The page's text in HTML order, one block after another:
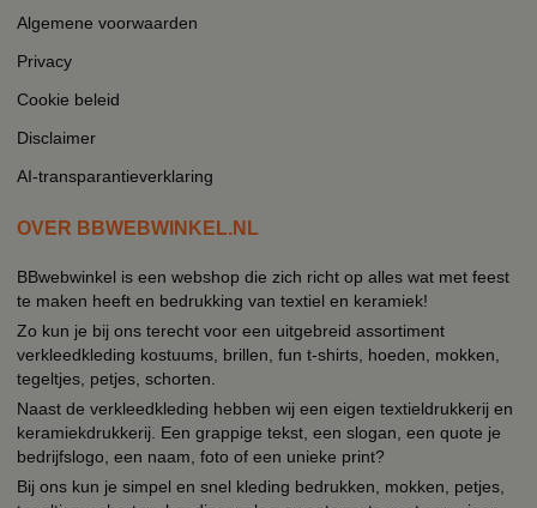
Algemene voorwaarden
Privacy
Cookie beleid
Disclaimer
AI-transparantieverklaring
OVER BBWEBWINKEL.NL
BBwebwinkel is een webshop die zich richt op alles wat met feest
te maken heeft en bedrukking van textiel en keramiek!
Zo kun je bij ons terecht voor een uitgebreid assortiment
verkleedkleding kostuums, brillen, fun t-shirts, hoeden, mokken,
tegeltjes, petjes, schorten.
Naast de verkleedkleding hebben wij een eigen textieldrukkerij en
keramiekdrukkerij. Een grappige tekst, een slogan, een quote je
bedrijfslogo, een naam, foto of een unieke print?
Bij ons kun je simpel en snel kleding bedrukken, mokken, petjes,